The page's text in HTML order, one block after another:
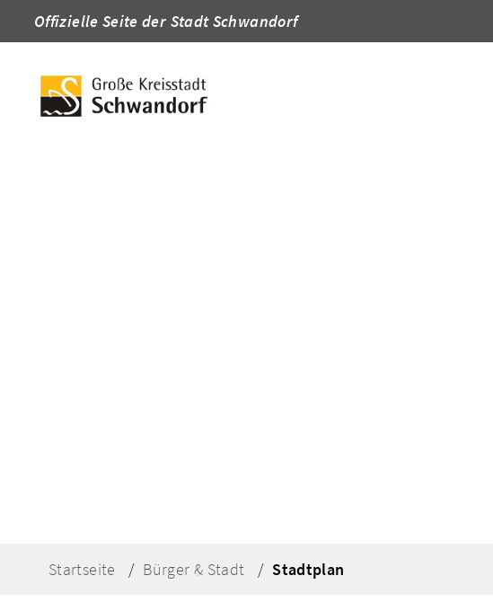
Offizielle Seite der Stadt Schwandorf
Startseite Bürger & Stadt Stadtplan